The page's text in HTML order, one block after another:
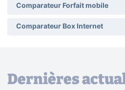
Comparateur Forfait mobile
Comparateur Box Internet
Dernières